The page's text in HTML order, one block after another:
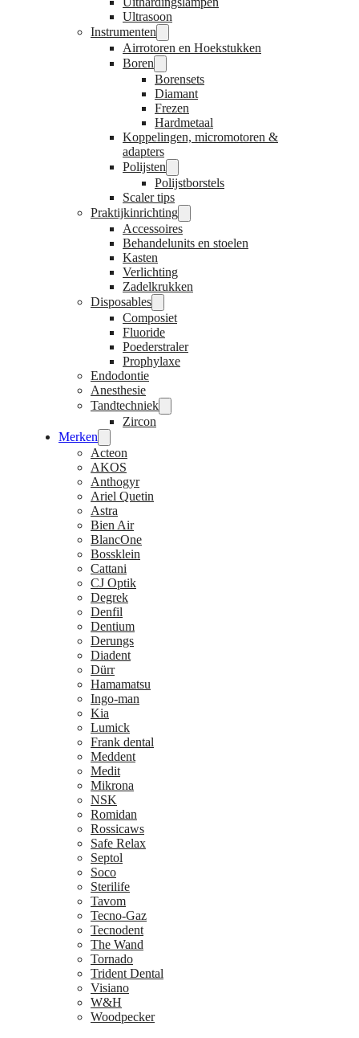
Ultrasoon
Instrumenten
Airrotoren en Hoekstukken
Boren
Borensets
Diamant
Frezen
Hardmetaal
Koppelingen, micromotoren &
adapters
Polijsten
Polijstborstels
Scaler tips
Praktijkinrichting
Accessoires
Behandelunits en stoelen
Kasten
Verlichting
Zadelkrukken
Disposables
Composiet
Fluoride
Poederstraler
Prophylaxe
Endodontie
Anesthesie
Tandtechniek
Zircon
Merken
Acteon
AKOS
Anthogyr
Ariel Quetin
Astra
Bien Air
BlancOne
Bossklein
Cattani
CJ Optik
Degrek
Denfil
Dentium
Derungs
Diadent
Dürr
Hamamatsu
Ingo-man
Kia
Lumick
Frank dental
Meddent
Medit
Mikrona
NSK
Romidan
Rossicaws
Safe Relax
Septol
Soco
Sterilife
Tavom
Tecno-Gaz
Tecnodent
The Wand
Tornado
Trident Dental
Visiano
W&H
Woodpecker